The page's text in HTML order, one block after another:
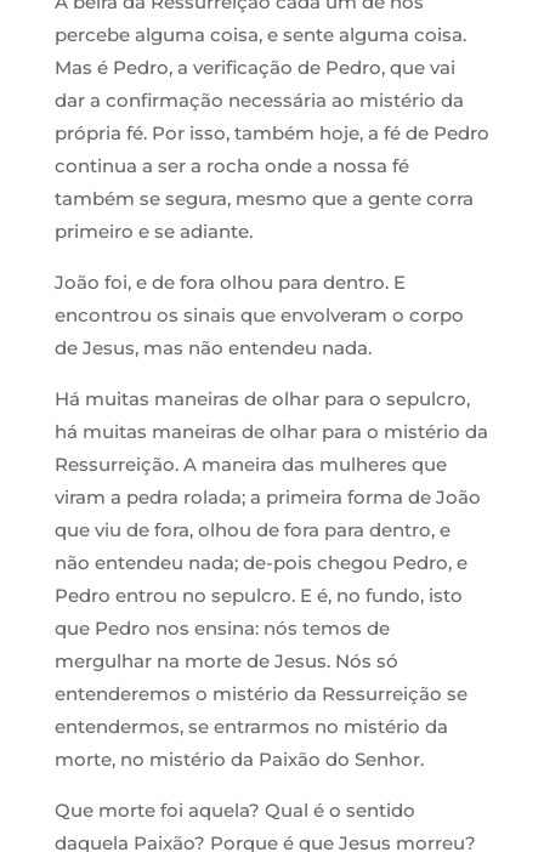
percebe alguma coisa, e sente alguma coisa.
Mas é Pedro, a verificação de Pedro, que vai
dar a confirmação necessária ao mistério da
própria fé. Por isso, também hoje, a fé de Pedro
continua a ser a rocha onde a nossa fé
também se segura, mesmo que a gente corra
primeiro e se adiante.
João foi, e de fora olhou para dentro. E
encontrou os sinais que envolveram o corpo
de Jesus, mas não entendeu nada.
Há muitas maneiras de olhar para o sepulcro,
há muitas maneiras de olhar para o mistério da
Ressurreição. A maneira das mulheres que
viram a pedra rolada; a primeira forma de João
que viu de fora, olhou de fora para dentro, e
não entendeu nada; de-pois chegou Pedro, e
Pedro entrou no sepulcro. E é, no fundo, isto
que Pedro nos ensina: nós temos de
mergulhar na morte de Jesus. Nós só
entenderemos o mistério da Ressurreição se
entendermos, se entrarmos no mistério da
morte, no mistério da Paixão do Senhor.
Que morte foi aquela? Qual é o sentido
daquela Paixão? Porque é que Jesus morreu?